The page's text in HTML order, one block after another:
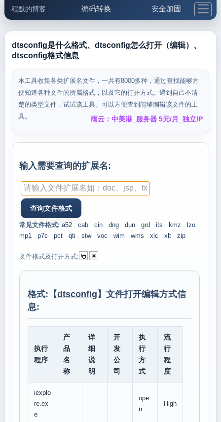
程默的博客 编码转换 安全加固
邮件工具 生活便民 更多工具
dtsconfig是什么格式、dtsconfig怎么打开（编辑）、
dtsconfig格式信息
本工具收集各类扩展名文件，一共有8000多种，通过查找能够方
便知道各种文件的所属格式，以及它的打开方式。遇到自己不清
楚的类型文件，试试该工具。可以方便查到能够编辑该文件的工
具。
雨云：中美港_服务器 5元/月_独立IP
输入需要查询的扩展名:
常见文件格式: a52 cab cin dng dun grd its kmz
lzo
mp1
p7c pct qti stw voc wim wms xlc xlt zip
文件格式及打开方式:
格式:【dtsconfig 】文件打开编辑方式信
息:
执行
程序
产
品
名
称
详
细
说
明
开
发
公
司
执
行
方
式
流
行
程
度
iexplo
re.ex
e
ope
n
High